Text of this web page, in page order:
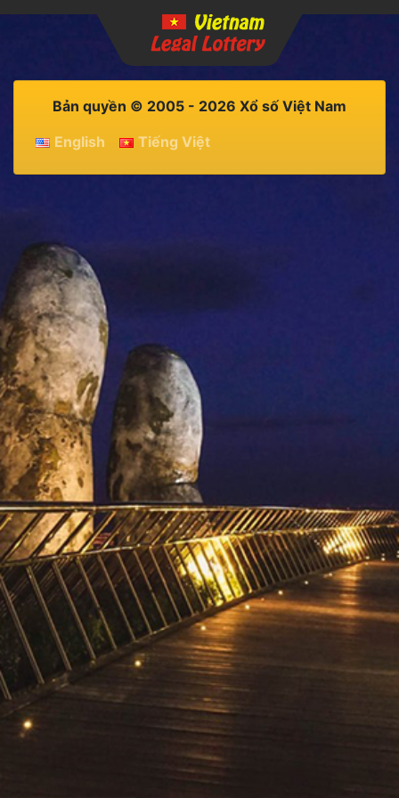
Bản quyền © 2005 - 2026 Xổ số Việt Nam
English
Tiếng Việt